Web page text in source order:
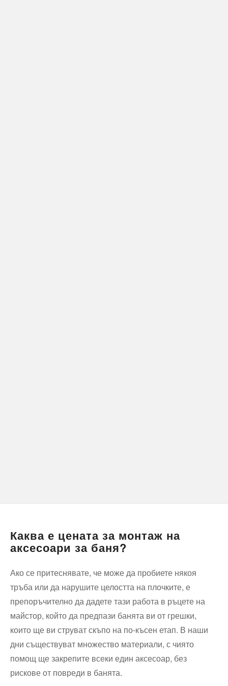
Каква е цената за монтаж на
аксесоари за баня?
Ако се притеснявате, че може да пробиете някоя
тръба или да нарушите целостта на плочките, е
препоръчително да дадете тази работа в ръцете на
майстор, който да предпази банята ви от грешки,
които ще ви струват скъпо на по-късен етап. В наши
дни съществуват множество материали, с чиято
помощ ще закрепите всеки един аксесоар, без
рискове от повреди в банята.